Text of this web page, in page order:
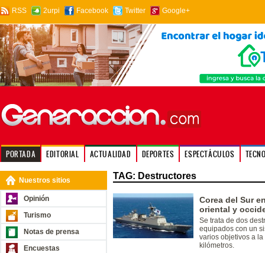
RSS 2urpi Facebook Twitter Google+
PORTADA EDITORIAL ACTUALIDAD DEPORTES ESPECTÁCULOS
Nuestros sitios
Opinión
Turismo
Notas de prensa
Encuestas
TAG: Destructores
Corea del Sur
oriental y
Se trata de dos
equipados con un
varios objetivos a
kilómetros.